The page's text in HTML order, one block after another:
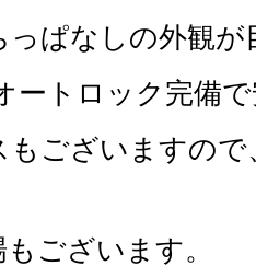
っぱなしの外観
ートロック完備
もございますの
ございます。